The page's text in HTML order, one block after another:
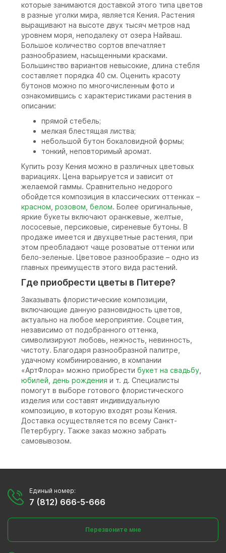
которые занимаются доставкой этого типа цветов
в разные уголки мира, является Кения. Растения
выращивают на высоте двух тысяч метров над
уровнем моря, неподалеку от озера Найваш.
Большое количество сортов впечатляет
разнообразием, насыщенными красками.
Большинство вариантов невысокие, длина стебля
составляет порядка 40 см. Оценить красоту
бутонов можно по многочисленным фото и
ознакомившись с характеристиками растения в
описании:
прямой стебель;
мелкая блестящая листва;
небольшой бутон бокаловидной формы;
тонкий, неповторимый аромат.
Купить розу Кения можно в различных цветовых
вариациях. Цена варьируется и зависит от
желаемой гаммы. Сравнительно недорого
обойдется композиция в классических оттенках –
красном, розовом, белом. Более оригинальные,
яркие букеты включают оранжевые, желтые,
лососевые, персиковые, сиреневые бутоны. В
продаже имеется и двухцветные растения, при
этом преобладают чаще розоватые оттенки или
бело-зеленые. Цветовое разнообразие – одно из
главных преимуществ этого вида растений.
Где приобрести цветы в Питере?
Заказывать флористические композиции,
включающие данную разновидность цветов,
актуально на любое мероприятие. Соцветия,
независимо от подобранного оттенка,
символизируют любовь, нежность, невинность,
чистоту. Благодаря разнообразной палитре,
удачному комбинированию, в компании
«АртФлора» можно приобрести букет на свадьбу,
юбилей, день рождения и т. д. Специалисты
помогут в выборе готового флористического
изделия или составят индивидуальную
композицию, в которую входят розы Кения.
Доставка осуществляется по всему Санкт-
Петербургу. Также заказ можно забрать
самовывозом.
Единый номер:
7 (812) 666-5-666
Перезвоните мне